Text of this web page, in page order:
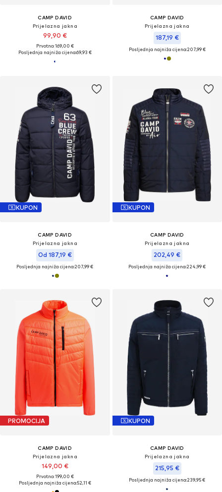
CAMP DAVID
Prijelazna jakna
99,90 €
Prvotno: 169,00 €
Posljednja najniža cijena:69,93 €
CAMP DAVID
Prijelazna jakna
187,19 €
Posljednja najniža cijena:207,99 €
KUPON
CAMP DAVID
Prijelazna jakna
Od 187,19 €
Posljednja najniža cijena:207,99 €
KUPON
CAMP DAVID
Prijelazna jakna
202,49 €
Posljednja najniža cijena:224,99 €
PROMOCIJA
CAMP DAVID
Prijelazna jakna
149,00 €
Prvotno: 199,00 €
Posljednja najniža cijena:52,11 €
KUPON
CAMP DAVID
Prijelazna jakna
215,95 €
Posljednja najniža cijena:239,95 €